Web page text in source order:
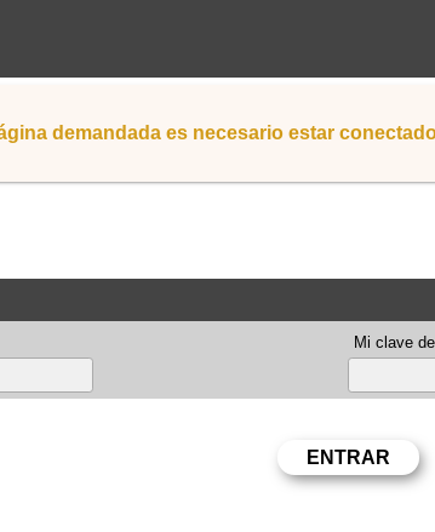
demandada es necesario estar
Mi clave